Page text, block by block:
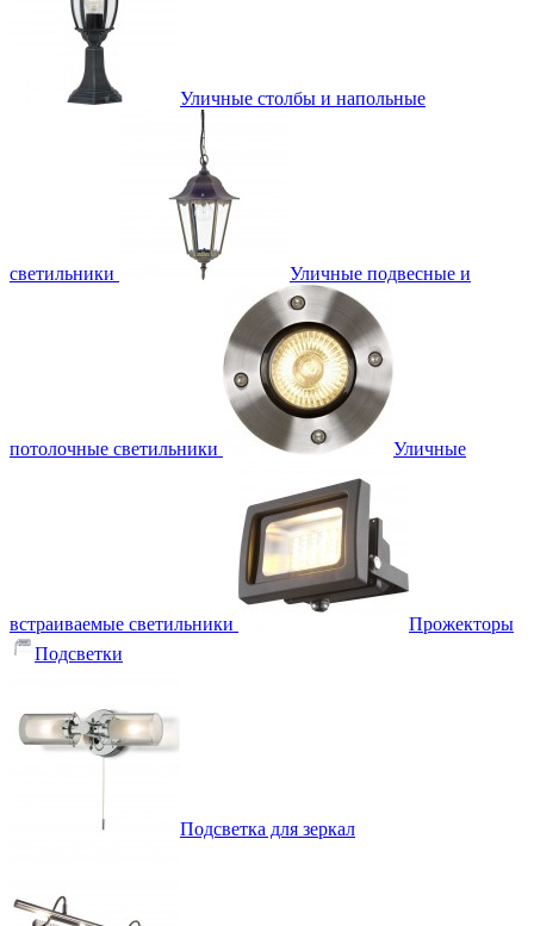
Уличные столбы и напольные
светильники Уличные подвесные и
потолочные светильники Уличные
встраиваемые светильники
Прожекторы
Подсветки
Подсветка для зеркал